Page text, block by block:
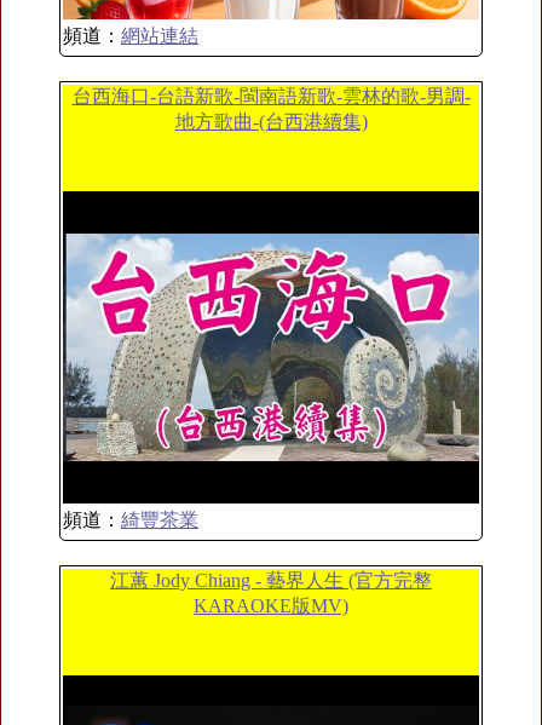
頻道： 網站連結
台西海口-台語新歌-閩南語新歌-雲林的歌-男調-
地方歌曲-(台西港續集)
頻道： 綺豐茶業
江蕙 Jody Chiang - 藝界人生 (官方完整
KARAOKE版MV)